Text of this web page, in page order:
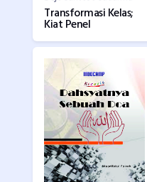
Transformasi Kelas;
Kiat Penel